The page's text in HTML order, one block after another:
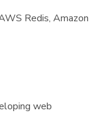
Redis, Amazon
web